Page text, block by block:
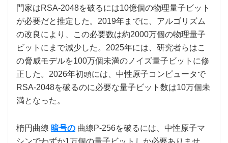
門家はRSA-2048を破るには10億個の物理量子ビット
が必要だと推定した。2019年までに、アルゴリズム
の改良により、この必要数は約2000万個の物理量子
ビットにまで減少した。2025年には、研究者らはこ
の脅威モデルを100万個未満のノイズ量子ビットに修
正した。2026年初頭には、中性原子コンピュータで
RSA-2048を破るのに必要な量子ビット数は10万個未
満となった。
楕円曲線 暗号の 曲線P-256を破るには、中性原子マ